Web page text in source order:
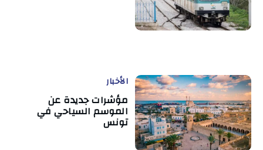
الأخبار
مؤشرات جديدة عن
الموسم السياحي في
تونس